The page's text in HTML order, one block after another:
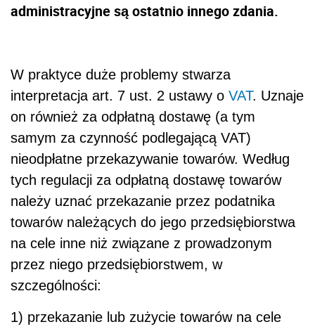
administracyjne są ostatnio innego zdania.
W praktyce duże problemy stwarza
interpretacja art. 7 ust. 2 ustawy o VAT. Uznaje
on również za odpłatną dostawę (a tym
samym za czynność podlegającą VAT)
nieodpłatne przekazywanie towarów. Według
tych regulacji za odpłatną dostawę towarów
należy uznać przekazanie przez podatnika
towarów należących do jego przedsiębiorstwa
na cele inne niż związane z prowadzonym
przez niego przedsiębiorstwem, w
szczególności:
1) przekazanie lub zużycie towarów na cele